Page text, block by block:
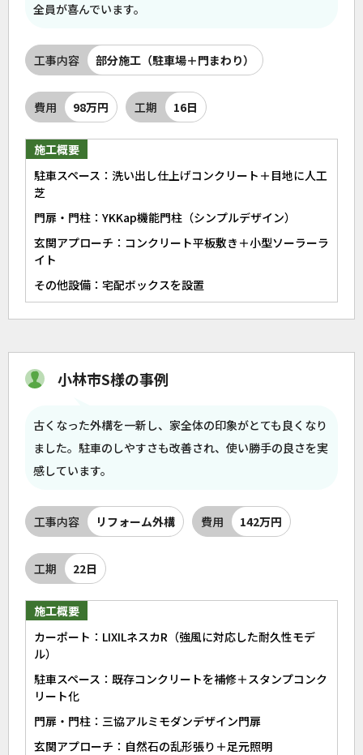
全員が喜んでいます。
工事内容 部分施工（駐車場＋門まわり）
費用 98万円 工期 16日
施工概要
駐車スペース：洗い出し仕上げコンクリート＋目地に人工
芝
門扉・門柱：YKKap機能門柱（シンプルデザイン）
玄関アプローチ：コンクリート平板敷き＋小型ソーラーラ
イト
その他設備：宅配ボックスを設置
小林市S様の事例
古くなった外構を一新し、家全体の印象がとても良くなり
ました。駐車のしやすさも改善され、使い勝手の良さを実
感しています。
工事内容 リフォーム外構 費用 142万円
工期 22日
施工概要
カーポート：LIXILネスカR（強風に対応した耐久性モデ
ル）
駐車スペース：既存コンクリートを補修＋スタンプコンク
リート化
門扉・門柱：三協アルミモダンデザイン門扉
玄関アプローチ：自然石の乱形張り＋足元照明